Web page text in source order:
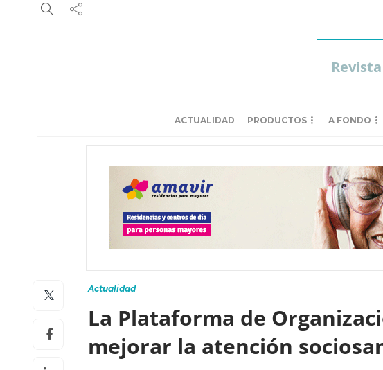
ACTUALIDAD PRODUCTOS A FONDO
Actualidad
La Plataforma de
mejorar la atención